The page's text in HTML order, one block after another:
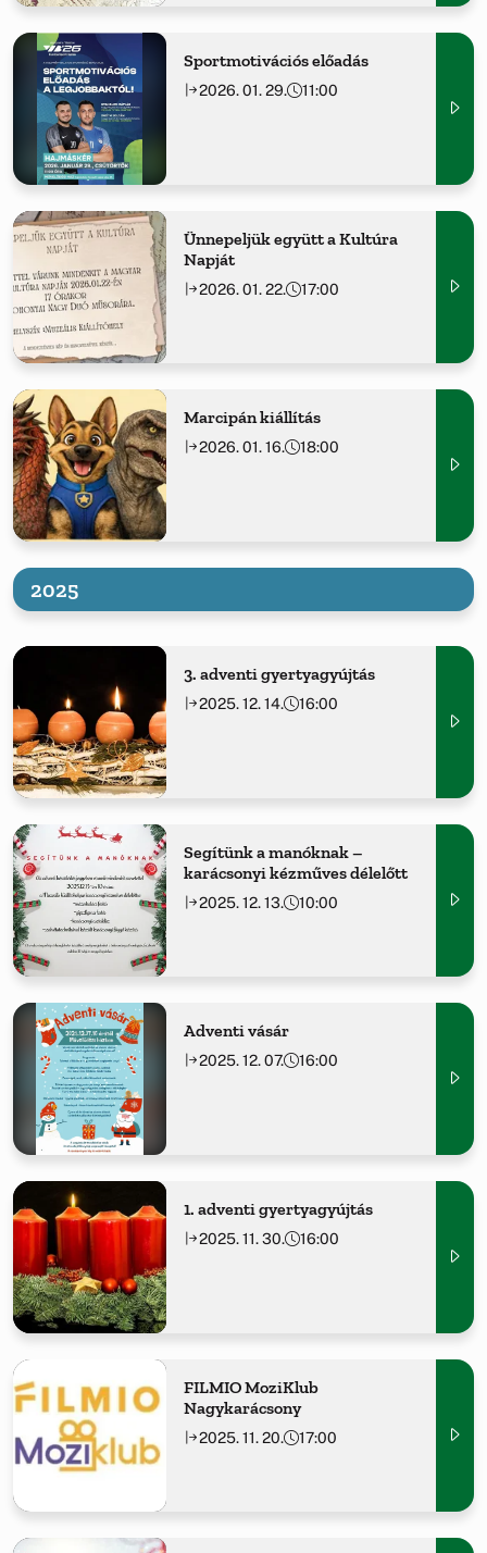
Sportmotivációs előadás
2026. 01. 29. 11:00
Ünnepeljük együtt a Kultúra
Napját
2026. 01. 22. 17:00
Marcipán kiállítás
2026. 01. 16. 18:00
2025
3. adventi gyertyagyújtás
2025. 12. 14. 16:00
Segítünk a manóknak –
karácsonyi kézműves délelőtt
2025. 12. 13. 10:00
Adventi vásár
2025. 12. 07. 16:00
1. adventi gyertyagyújtás
2025. 11. 30. 16:00
FILMIO MoziKlub
Nagykarácsony
2025. 11. 20. 17:00